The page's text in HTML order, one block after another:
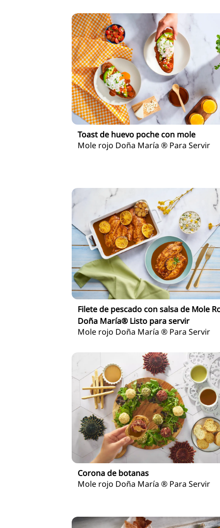
Toast de huevo poche con mole
Mole rojo Doña María ® Para Servir
Filete de pescado con salsa de Mole
Doña María® Listo para servir
Mole rojo Doña María ® Para Servir
Corona de botanas
Mole rojo Doña María ® Para Servir